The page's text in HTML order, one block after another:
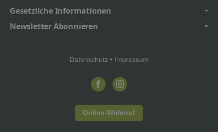
Gesetzliche Informationen
Newsletter Abonnieren
Datenschutz • Impressum
Online-Widerruf